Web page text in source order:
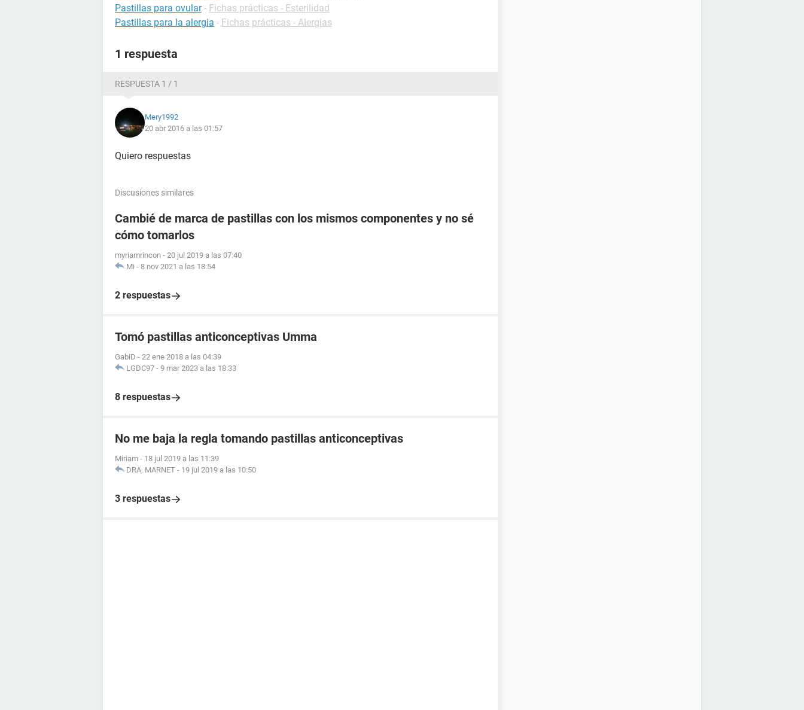
Pastillas para ovular - Fichas prácticas - Esterilidad
Pastillas para la alergia - Fichas prácticas - Alergias
1 respuesta
RESPUESTA 1 / 1
Mery1992
20 abr 2016 a las 01:57
Quiero respuestas
Discusiones similares
Cambié de marca de pastillas con los mismos componentes y no sé
cómo tomarlos
myriamrincon - 20 jul 2019 a las 07:40
Mi - 8 nov 2021 a las 18:54
2 respuestas
Tomó pastillas anticonceptivas Umma
GabiD - 22 ene 2018 a las 04:39
LGDC97 - 9 mar 2023 a las 18:33
8 respuestas
No me baja la regla tomando pastillas anticonceptivas
Miriam - 18 jul 2019 a las 11:39
DRA. MARNET - 19 jul 2019 a las 10:50
3 respuestas